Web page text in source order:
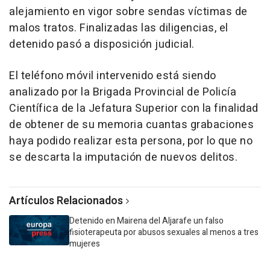
alejamiento en vigor sobre sendas víctimas de
malos tratos. Finalizadas las diligencias, el
detenido pasó a disposición judicial.
El teléfono móvil intervenido está siendo
analizado por la Brigada Provincial de Policía
Científica de la Jefatura Superior con la finalidad
de obtener de su memoria cuantas grabaciones
haya podido realizar esta persona, por lo que no
se descarta la imputación de nuevos delitos.
Artículos Relacionados
Detenido en Mairena del Aljarafe un falso
fisioterapeuta por abusos sexuales al menos a tres
mujeres